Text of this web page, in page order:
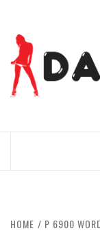
content
HOME P 6900